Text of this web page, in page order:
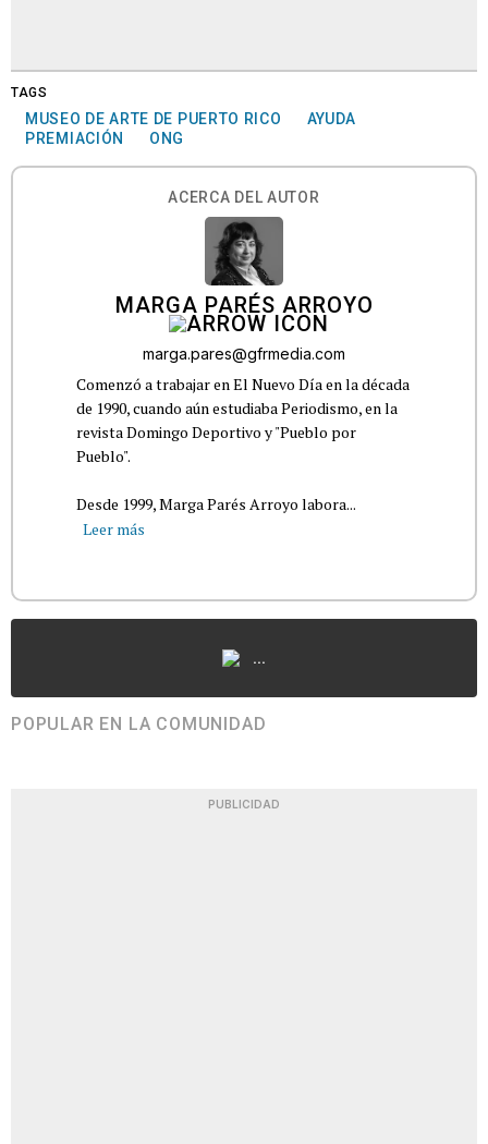
TAGS
MUSEO DE ARTE DE PUERTO RICO
AYUDA
PREMIACIÓN
ONG
ACERCA DEL AUTOR
MARGA PARÉS ARROYO
marga.pares@gfrmedia.com
Comenzó a trabajar en El Nuevo Día en la década
de 1990, cuando aún estudiaba Periodismo, en la
revista Domingo Deportivo y "Pueblo por
Pueblo".
Desde 1999, Marga Parés Arroyo labora...
Leer más
...
POPULAR EN LA COMUNIDAD
PUBLICIDAD